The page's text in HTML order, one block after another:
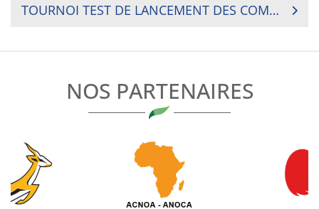
TOURNOI TEST DE LANCEMENT DES COMPÉTITIONS NATIONALES DE RUGBY DE LA FÉDÉRATION MAURITANIENNE DE RUGBY POUR LA SAISON 2019/2020
NOS PARTENAIRES